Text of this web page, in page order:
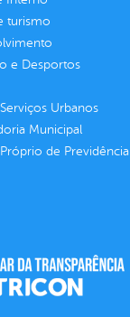
turismo
e Desportos
Urbanos
Municipal
de Previdência